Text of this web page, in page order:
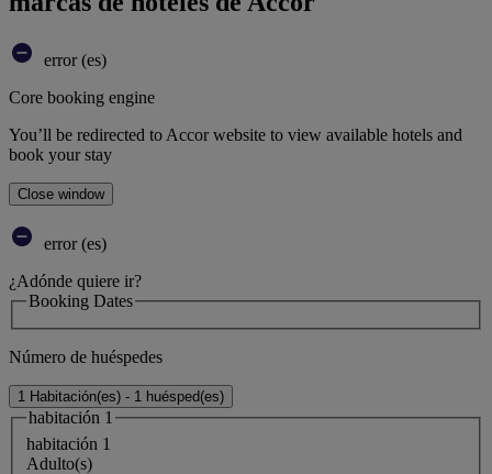
error (es)
Core booking engine
You’ll be redirected to Accor website to view available hotels and
book your stay
Close window
error (es)
¿Adónde quiere ir?
Booking Dates
Número de huéspedes
1 Habitación(es) - 1 huésped(es)
habitación 1
habitación 1
Adulto(s)